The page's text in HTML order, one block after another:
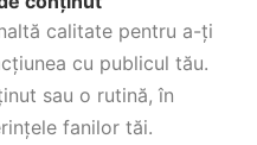
calitate pentru a-ți
cu publicul tău.
sau o rutină, în
fanilor tăi.